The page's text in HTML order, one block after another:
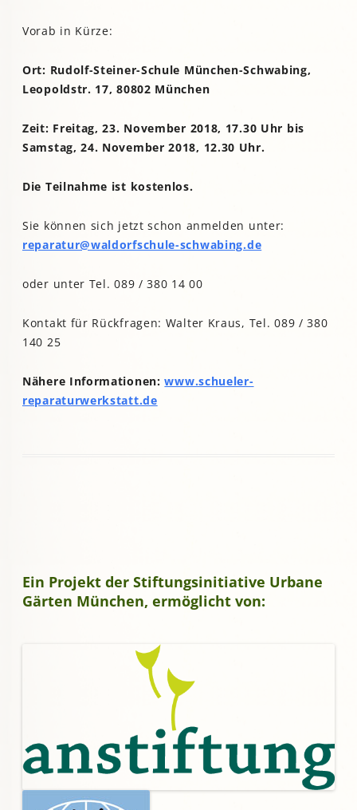
Vorab in Kürze:
Ort: Rudolf-Steiner-Schule München-Schwabing,
Leopoldstr. 17, 80802 München
Zeit: Freitag, 23. November 2018, 17.30 Uhr bis
Samstag, 24. November 2018, 12.30 Uhr.
Die Teilnahme ist kostenlos.
Sie können sich jetzt schon anmelden unter:
reparatur@waldorfschule-schwabing.de
oder unter Tel. 089 / 380 14 00
Kontakt für Rückfragen: Walter Kraus, Tel. 089 / 380
140 25
Nähere Informationen:www.schueler-
reparaturwerkstatt.de
Ein Projekt der Stiftungsinitiative Urbane
Gärten München, ermöglicht von: